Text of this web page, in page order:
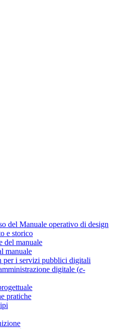
del Manuale operativo di design
e storico
del manuale
manuale
per i servizi pubblici digitali
digitale (e-
pratiche